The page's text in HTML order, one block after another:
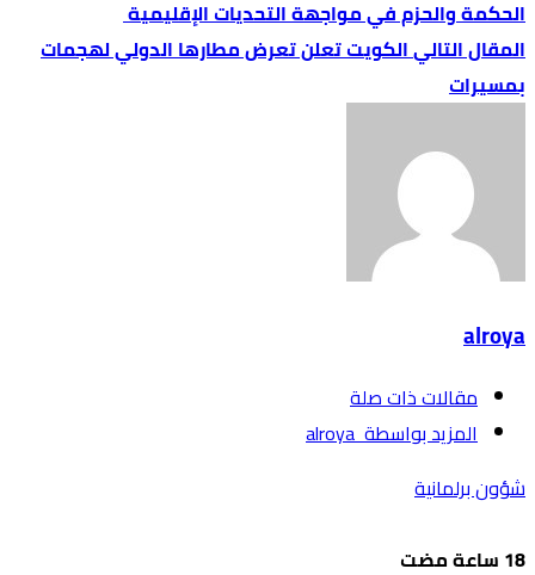
الحكمة والحزم في مواجهة التحديات الإقليمية
الكويت تعلن تعرض مطارها الدولي لهجمات
بمسيرات
alroya
‫مقالات ذات صلة‬
‫‫المزيد بواسطة‬ ‬ alroya
شؤون برلمانية